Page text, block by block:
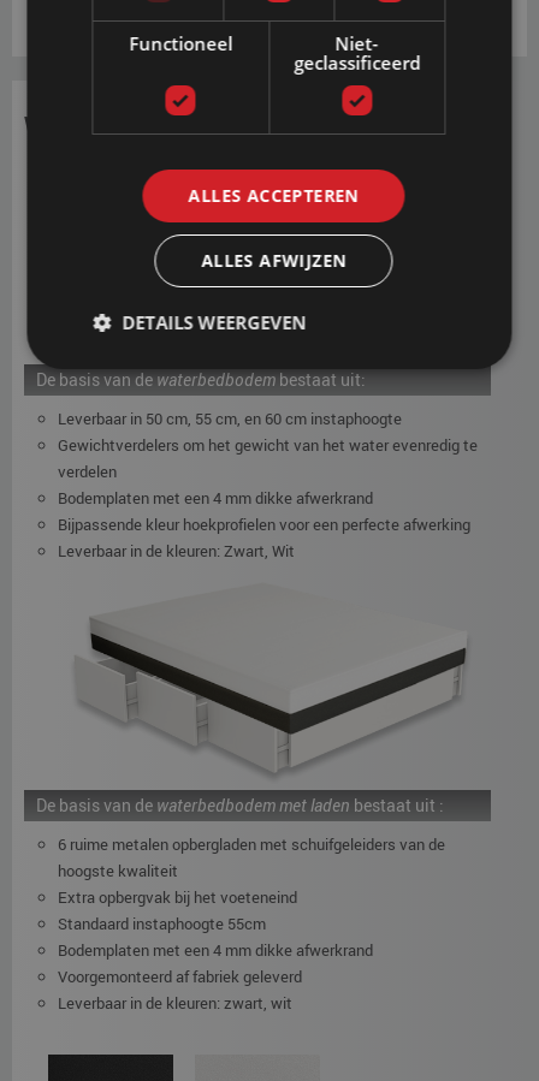
(stof) (stof) (stof)
Waterbedbodem
De basis van dewaterbedbodembestaat uit:
Leverbaar in 50 cm, 55 cm, en 60 cm instaphoogte
Gewichtverdelers om het gewicht van het water evenredig te
verdelen
Bodemplaten met een 4 mm dikke afwerkrand
Bijpassende kleur hoekprofielen voor een perfecte afwerking
Leverbaar in de kleuren: Zwart, Wit
De basis van de waterbedbodem met laden bestaat uit :
6 ruime metalen opbergladen met schuifgeleiders van de
hoogste kwaliteit
Extra opbergvak bij het voeteneind
Standaard instaphoogte 55cm
Bodemplaten met een 4 mm dikke afwerkrand
Voorgemonteerd af fabriek geleverd
Leverbaar in de kleuren: zwart, wit
Functioneel
Niet-
geclassificeerd
ALLES ACCEPTEREN
ALLES AFWIJZEN
DETAILS WEERGEVEN